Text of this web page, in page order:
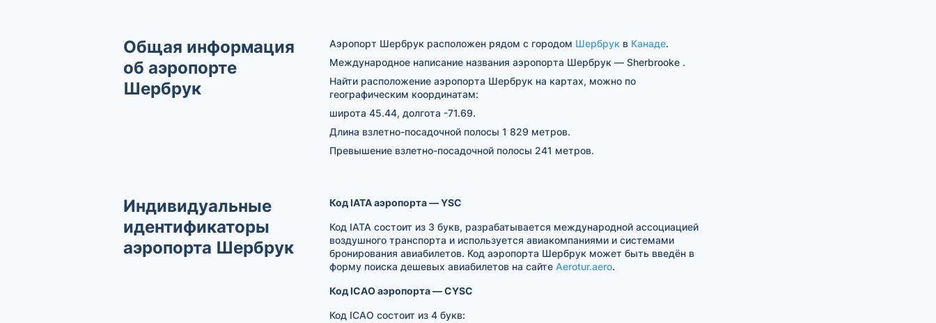
Общая информация
об аэропорте
Шербрук
Аэропорт Шербрук расположен рядом с городом Шербрукв Канаде.
Международное написание названия аэропорта Шербрук — Sherbrooke .
Найти расположение аэропорта Шербрук на картах, можно по
географическим координатам:
широта 45.44, долгота -71.69.
Длина взлетно-посадочной полосы 1 829 метров.
Превышение взлетно-посадочной полосы 241 метров.
Индивидуальные
идентификаторы
аэропорта Шербрук
Код IATA аэропорта — YSC
Код IATA состоит из 3 букв, разрабатывается международной ассоциацией
воздушного транспорта и используется авиакомпаниями и системами
бронирования авиабилетов. Код аэропорта Шербрук может быть введён в
форму поиска дешевых авиабилетов на сайте Aerotur.aero.
Код ICAO аэропорта — CYSC
Код ICAO состоит из 4 букв: